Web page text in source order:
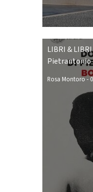
LIBRI &
Pietrantonio
Rosa Montoro-